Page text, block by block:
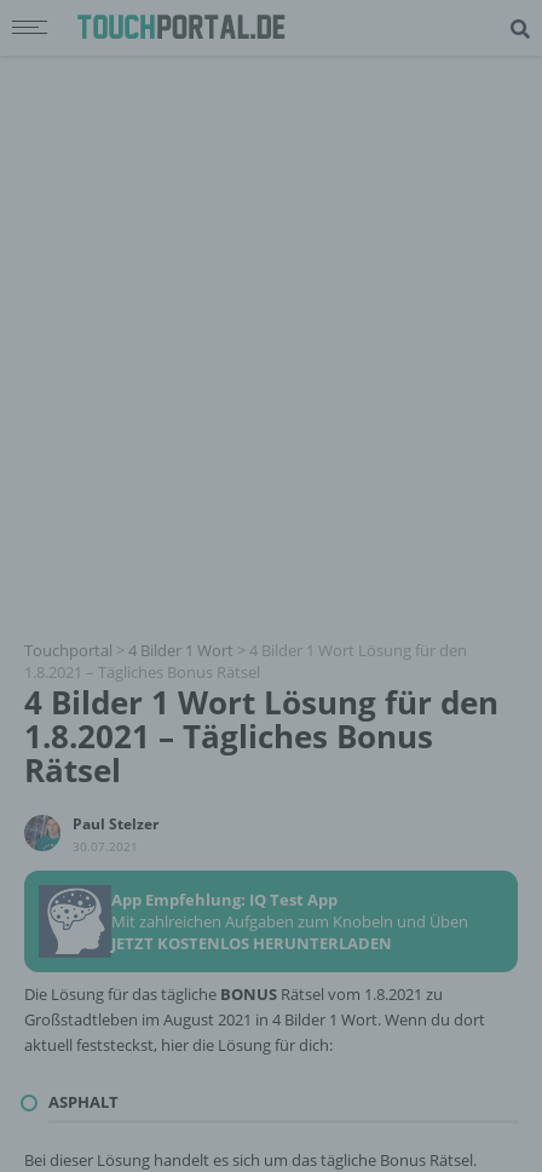
Touchportal > 4 Bilder 1 Wort > 4 Bilder 1 Wort Lösung für den
1.8.2021 – Tägliches Bonus Rätsel
4 Bilder 1 Wort Lösung für den
1.8.2021 – Tägliches Bonus
Rätsel
Paul Stelzer
30.07.2021
App Empfehlung: IQ Test App
Mit zahlreichen Aufgaben zum Knobeln und Üben
JETZT KOSTENLOS HERUNTERLADEN
Die Lösung für das tägliche BONUS Rätsel vom 1.8.2021 zu
Großstadtleben im August 2021 in 4 Bilder 1 Wort. Wenn du dort
aktuell feststeckst, hier die Lösung für dich:
ASPHALT
Bei dieser Lösung handelt es sich um das tägliche Bonus Rätsel.